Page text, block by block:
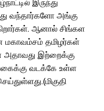
வந்தார்களோ அங்கு
ஆனால் சிங்கள
மகாவம்சம் தமிழர்கள்
அதாவது இற்றைக்கு
வடக்கே உள்ள